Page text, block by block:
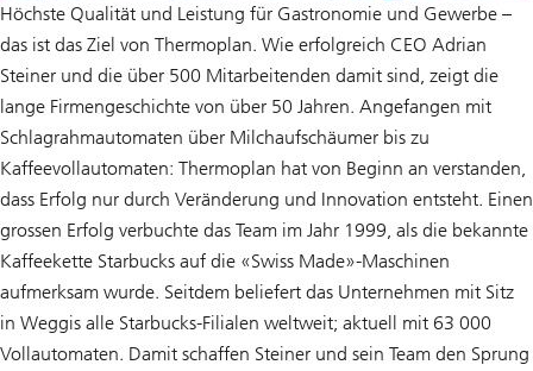
Höchste Qualität und Leistung für Gastronomie und Gewerbe –
das ist das Ziel von Thermoplan. Wie erfolgreich CEO Adrian
Steiner und die über 500 Mitarbeitenden damit sind, zeigt die
lange Firmengeschichte von über 50 Jahren. Angefangen mit
Schlagrahmautomaten über Milchaufschäumer bis zu
Kaffeevollautomaten: Thermoplan hat von Beginn an verstanden,
dass Erfolg nur durch Veränderung und Innovation entsteht. Einen
grossen Erfolg verbuchte das Team im Jahr 1999, als die bekannte
Kaffeekette Starbucks auf die «Swiss Made»-Maschinen
aufmerksam wurde. Seitdem beliefert das Unternehmen mit Sitz
in Weggis alle Starbucks-Filialen weltweit; aktuell mit 63 000
Vollautomaten. Damit schaffen Steiner und sein Team den Sprung